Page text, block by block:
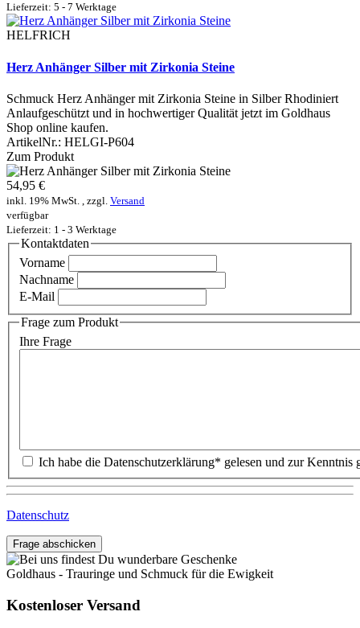
Lieferzeit: 5 - 7 Werktage
HELFRICH
Herz Anhänger Silber mit Zirkonia Steine
Schmuck Herz Anhänger mit Zirkonia Steine in Silber Rhodiniert
Anlaufgeschützt und in hochwertiger Qualität jetzt im Goldhaus
Shop online kaufen.
ArtikelNr.: HELGI-P604
Zum Produkt
54,95 €
inkl. 19% MwSt. , zzgl. Versand
verfügbar
Lieferzeit: 1 - 3 Werktage
Kontaktdaten
Vorname
Nachname
E-Mail
Frage zum Produkt
Ihre Frage
Datenschutz
Frage abschicken
Goldhaus - Trauringe und Schmuck für die Ewigkeit
Kostenloser Versand